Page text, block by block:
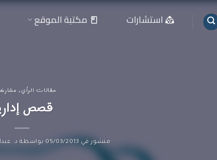
استشارات مكتبة الموقع
مقالات الرأي،
قصص
منشور في 05/03/2013 بواسطة د.